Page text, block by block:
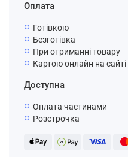
Оплата
Готівкою
Безготівка
При отриманні товару
Картою онлайн на сайті
Доступна
Оплата частинами
Розстрочка